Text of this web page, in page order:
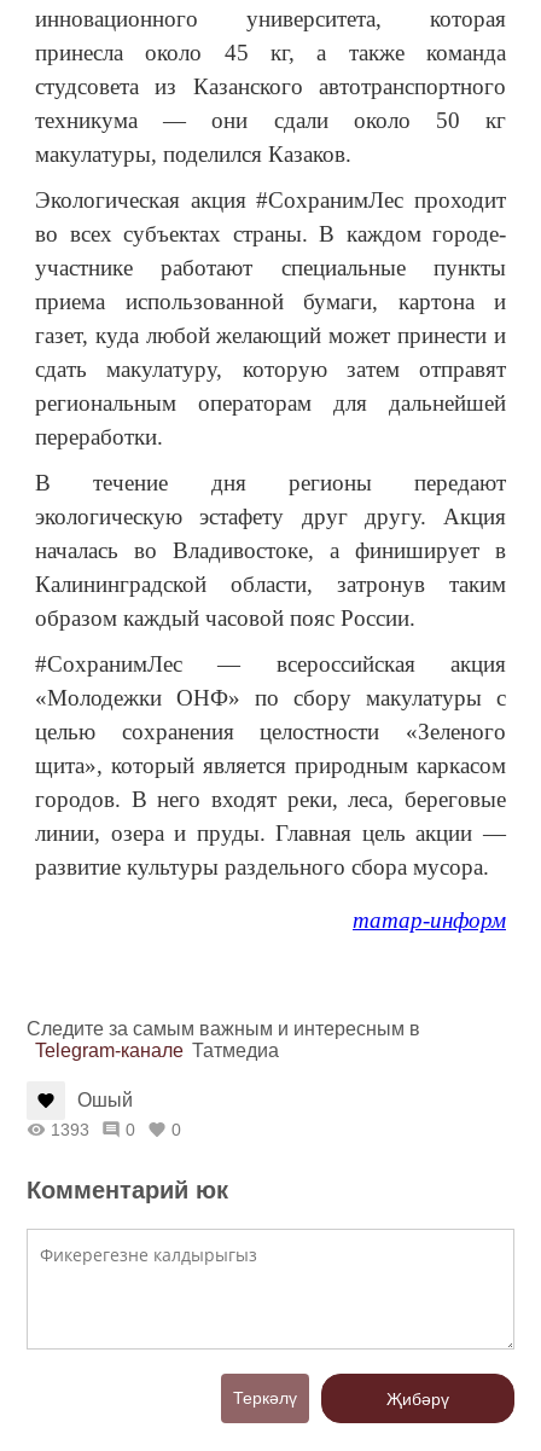
инновационного университета, которая
принесла около 45 кг, а также команда
студсовета из Казанского автотранспортного
техникума — они сдали около 50 кг
макулатуры, поделился Казаков.
Экологическая акция #СохранимЛес проходит
во всех субъектах страны. В каждом городе-
участнике работают специальные пункты
приема использованной бумаги, картона и
газет, куда любой желающий может принести и
сдать макулатуру, которую затем отправят
региональным операторам для дальнейшей
переработки.
В течение дня регионы передают
экологическую эстафету друг другу. Акция
началась во Владивостоке, а финиширует в
Калининградской области, затронув таким
образом каждый часовой пояс России.
#СохранимЛес — всероссийская акция
«Молодежки ОНФ» по сбору макулатуры с
целью сохранения целостности «Зеленого
щита», который является природным каркасом
городов. В него входят реки, леса, береговые
линии, озера и пруды. Главная цель акции —
развитие культуры раздельного сбора мусора.
татар-информ
Следите за самым важным и интересным в
Telegram-канале Татмедиа
Ошый
1393 0 0
Комментарий юк
Теркәлү Җибәрү